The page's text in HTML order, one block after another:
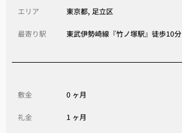
エリア 東京都, 足立区
最寄り駅 東武伊勢崎線『竹ノ塚駅』徒歩10分
敷金 0 ヶ月
礼金 1 ヶ月